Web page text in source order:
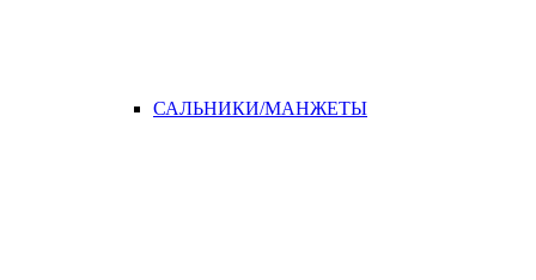
САЛЬНИКИ/МАНЖЕТЫ